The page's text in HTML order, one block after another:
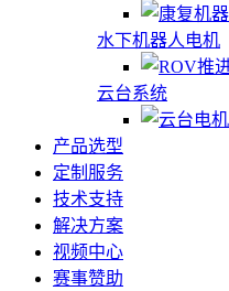
水下机器人电机
云台系统
产品选型
定制服务
技术支持
解决方案
视频中心
赛事赞助